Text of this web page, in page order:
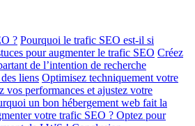
? Pourquoi le trafic SEO est-il si
pour augmenter le trafic SEO Créez
de l’intention de recherche
liens Optimisez techniquement votre
vos performances et ajustez votre
un bon hébergement web fait la
votre trafic SEO ? Optez pour